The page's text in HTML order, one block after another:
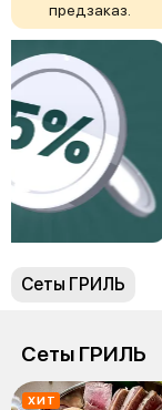
предзаказ.
Сеты ГРИЛЬ
Сеты ГРИЛЬ
ХИТ